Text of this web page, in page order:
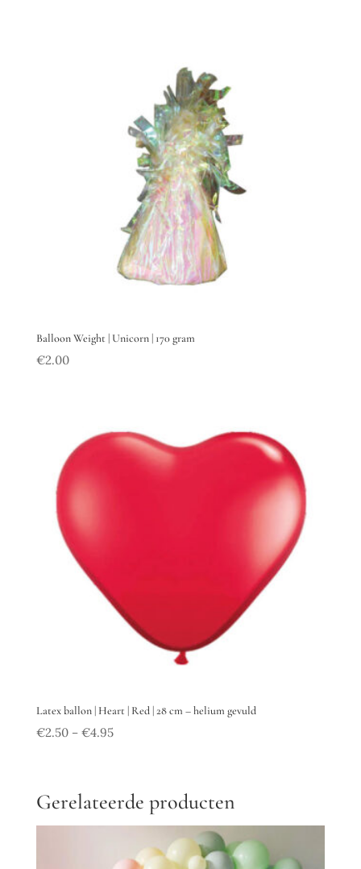
Balloon Weight | Unicorn | 170 gram
€2.00
Latex ballon | Heart | Red | 28 cm – helium gevuld
€2.50– €4.95
Gerelateerde producten